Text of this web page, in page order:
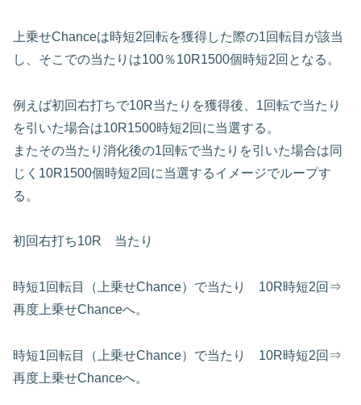
上乗せChanceは時短2回転を獲得した際の1回転目が該当
し、そこでの当たりは100％10R1500個時短2回となる。
例えば初回右打ちで10R当たりを獲得後、1回転で当たり
を引いた場合は10R1500時短2回に当選する。
またその当たり消化後の1回転で当たりを引いた場合は同
じく10R1500個時短2回に当選するイメージでループす
る。
初回右打ち10R 当たり
時短1回転目（上乗せChance）で当たり 10R時短2回⇒
再度上乗せChanceへ。
時短1回転目（上乗せChance）で当たり 10R時短2回⇒
再度上乗せChanceへ。